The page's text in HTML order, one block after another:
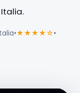
•★★★★☆•